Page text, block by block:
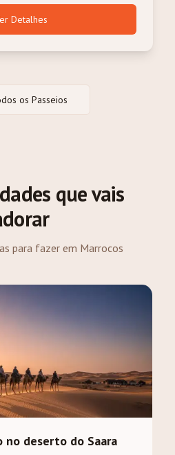
Detalhes
os Passeios
que vais
para fazer em Marrocos
no deserto do Saara